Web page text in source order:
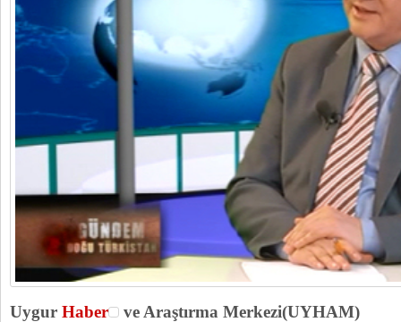
Uygur Haber
ve Araştırma Merkezi(UYHAM)